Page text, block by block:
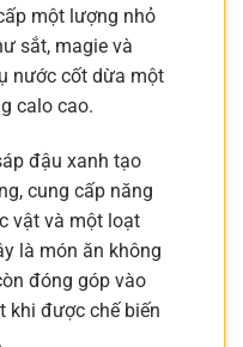
một lượng nhỏ
sắt, magie và
nước cốt dừa một
calo cao.
đậu xanh tạo
cung cấp năng
vật và một loạt
là món ăn không
đóng góp vào
khi được chế biến